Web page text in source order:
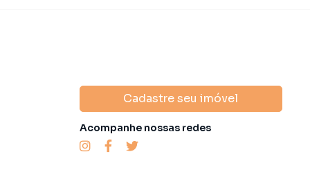
Cadastre seu imóvel
Acompanhe nossas redes